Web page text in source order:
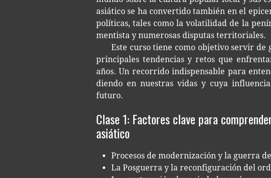
asiá­ti­co se ha con­ver­ti­do tam­bién en el
po­lí­ti­cas, tales como la vola­ti­li­dad de la
men­tis­ta y nume­ro­sas dispu­tas territoriales.
Este curso tiene como obje­ti­vo ser­vir de
prin­ci­pa­les ten­den­cias y retos que
años. Un reco­rri­do indis­pen­sa­ble para
dien­do en nues­tras vidas y cuya
futuro.
Clase 1: Factores clave para
asiático
Pro­ce­sos de moder­ni­za­ción y la gue­rra
La Pos­gue­rra y la recon­fi­gu­ra­ción del